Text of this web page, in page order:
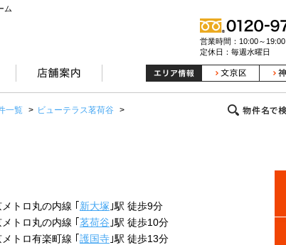
ム
営業時間：10:00～19:00
定休日：毎週水曜日
一覧 > ビューテラス茗荷谷 >
トロ丸の内線 ｢ 新大塚 ｣駅 徒歩9分
トロ丸の内線 ｢ 茗荷谷 ｣駅 徒歩10分
トロ有楽町線 ｢ 護国寺 ｣駅 徒歩13分